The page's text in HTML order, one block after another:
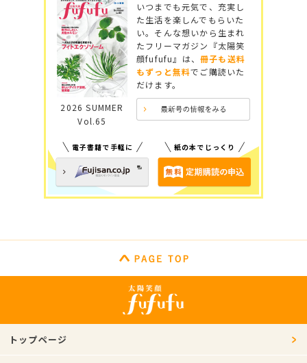
2026 SUMMER
Vol.65
いつまでも元気で、充実し
た生活を楽しんでもらいた
い。そんな想いから生まれ
たフリーマガジン『太陽笑
顔fufufu』は、 冊子も送料
もずっと無料でご購読いた
だけます。
電子書籍で手軽に 紙の本でじっくり
トップページ